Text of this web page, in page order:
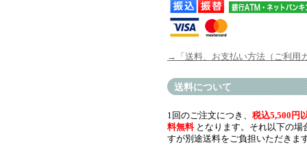
→「送料、お支払い方法（ご利用
送料について
1回のご注文につき、 税込5,500円
料無料となります。それ以下の場
すが別途送料をご負担いただきま